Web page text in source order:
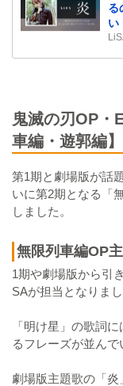
る
い
鬼滅の刃OP・
車編・遊郭編】
第1期と劇場版が話
いに第2期となる「
しました。
無限列車編OP
1期や劇場版から引
SAが担当となりまし
「明け星」の歌詞
るフレーズが並んで
劇場版主題歌の「